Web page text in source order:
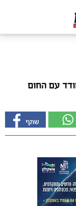
עם החום